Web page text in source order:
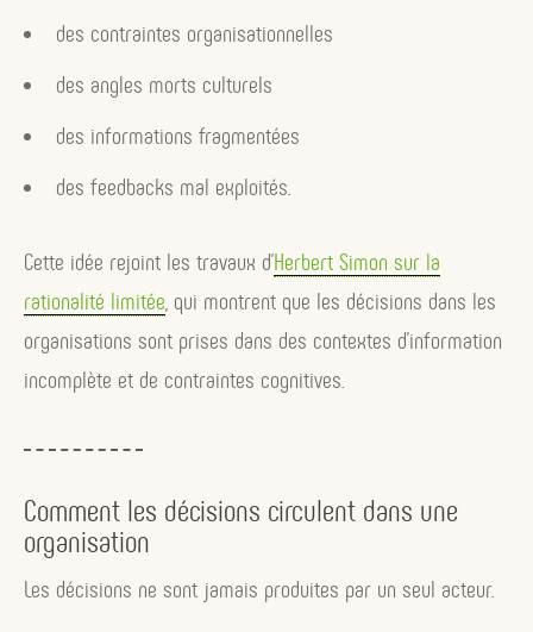
des contraintes organisationnelles
des angles morts culturels
des informations fragmentées
des feedbacks mal exploités.
Cette idée rejoint les travaux d’Herbert Simon sur la
rationalité limitée, qui montrent que les décisions dans les
organisations sont prises dans des contextes d’information
incomplète et de contraintes cognitives.
Comment les décisions circulent dans une
organisation
Les décisions ne sont jamais produites par un seul acteur.